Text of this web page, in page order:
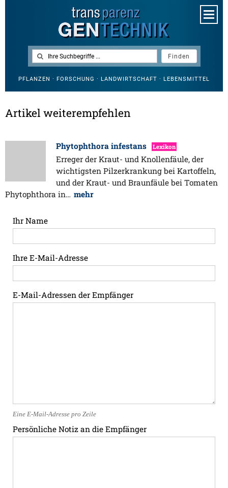
PFLANZEN · FORSCHUNG · LANDWIRTSCHAFT · LEBENSMITTEL
Artikel weiterempfehlen
Phytophthora infestans Lexikon
Erreger der Kraut- und Knollenfäule, der
wichtigsten Pilzerkrankung bei Kartoffeln,
und der Kraut- und Braunfäule bei Tomaten
Phytophthora in… mehr
Ihr Name
Ihre E-Mail-Adresse
E-Mail-Adressen der Empfänger
Eine E-Mail-Adresse pro Zeile
Persönliche Notiz an die Empfänger